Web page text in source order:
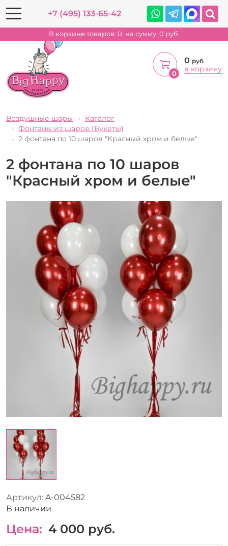
+7 (495) 133-65-42
В корзине товаров: 0, на сумму: 0 руб.
0
0 руб
в корзину
Воздушные шары
Каталог
Фонтаны из шаров (Букеты)
2 фонтана по 10 шаров "Красный хром и белые"
2 фонтана по 10 шаров
"Красный хром и белые"
Артикул: A-004582
В наличии
Цена: 4 000 руб.